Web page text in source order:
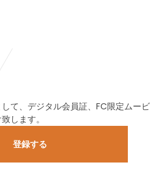
て、デジタル会員証、FC限定ムービ
します。
登録する